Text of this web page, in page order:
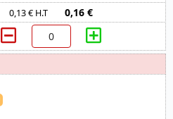
0,13 € H.T 0,16 €